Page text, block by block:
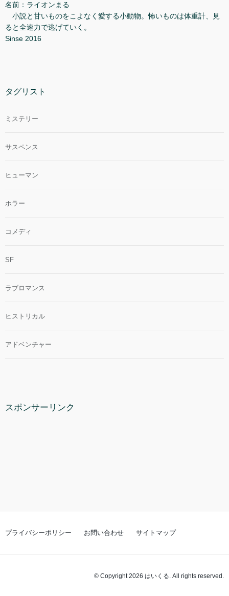
名前：ライオンまる
小説と甘いものをこよなく愛する小動物。怖いものは体重計、見
ると全速力で逃げていく。
Sinse 2016
タグリスト
ミステリー
サスペンス
ヒューマン
ホラー
コメディ
SF
ラブロマンス
ヒストリカル
アドベンチャー
スポンサーリンク
プライバシーポリシー お問い合わせ サイトマップ
© Copyright 2026 はいくる. All rights reserved.